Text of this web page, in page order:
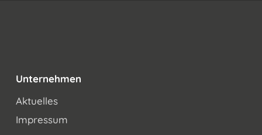
Unternehmen
Aktuelles
Impressum